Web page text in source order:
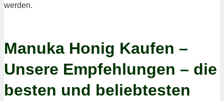
werden.
Manuka Honig Kaufen –
Unsere Empfehlungen – die
besten und beliebtesten